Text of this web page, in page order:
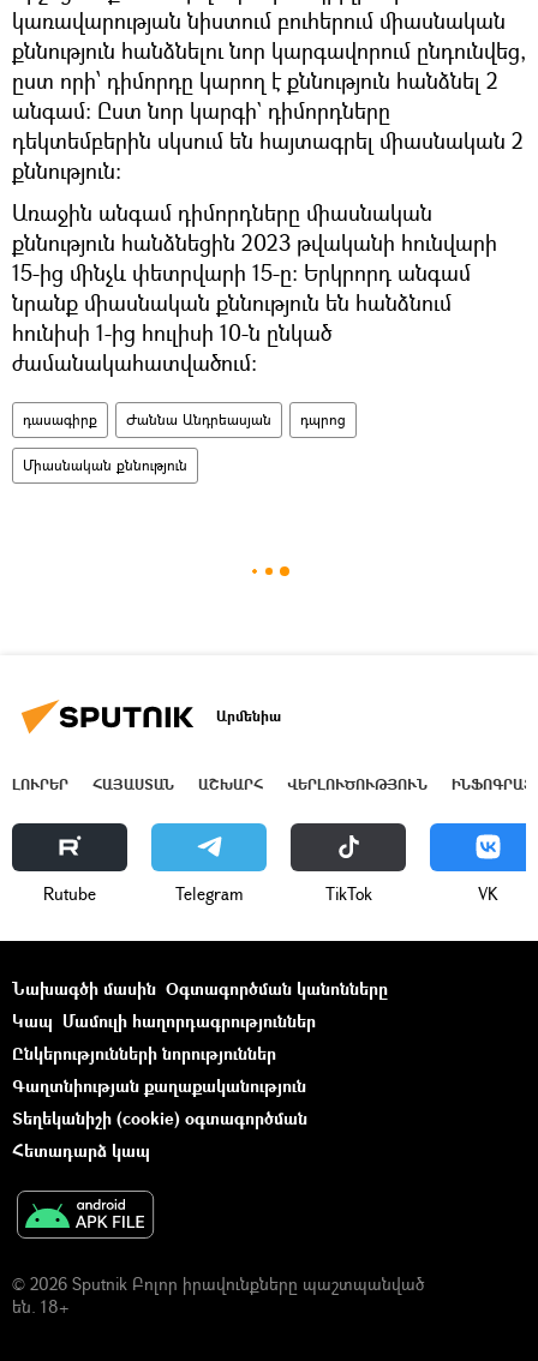
կառավարության նիստում բուհերում միասնական
քննություն հանձնելու նոր կարգավորում ընդունվեց,
ըստ որի՝ դիմորդը կարող է քննություն հանձնել 2
անգամ։ Ըստ նոր կարգի` դիմորդները
դեկտեմբերին սկսում են հայտագրել միասնական 2
քննություն։
Առաջին անգամ դիմորդները միասնական
քննություն հանձնեցին 2023 թվականի հունվարի
15-ից մինչև փետրվարի 15-ը: Երկրորդ անգամ
նրանք միասնական քննություն են հանձնում
հունիսի 1-ից հուլիսի 10-ն ընկած
ժամանակահատվածում:
դասագիրք Ժաննա Անդրեասյան դպրոց
Միասնական քննություն
Արմենիա
ԼՈՒՐԵՐ ՀԱՅԱՍՏԱՆ ԱՇԽԱՐՀ ՎԵՐԼՈՒԾՈՒԹՅՈՒՆ
Rutube Telegram ТikТоk VK
Նախագծի մասին Օգտագործման կանոնները
Կապ Մամուլի հաղորդագրություններ
Ընկերությունների նորություններ
Գաղտնիության քաղաքականություն
Տեղեկանիշի (cookie) օգտագործման
Հետադարձ կապ
© 2026 Sputnik Բոլոր իրավունքները պաշտպանված
են. 18+